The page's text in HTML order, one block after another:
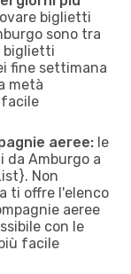
biglietti
sono tra
biglietti
fine settimana
metà
aeree: le
da Amburgo a
Non
ti offre l'elenco
aeree
con le
facile